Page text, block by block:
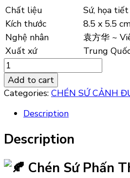
Chất liệu
Sứ, họa
Kích thước
8.5 x 5.5
Nghệ nhân
袁方华 ~
Xuất xứ
Trung
CHÉN
SỨ
PHẤN
THÁI
TAM
PHÚC
LỘC
THỌ
quantity
Add to cart
Categories: CHÉN SỨ CẢNH
Description
Description
Chén Sứ Phấn